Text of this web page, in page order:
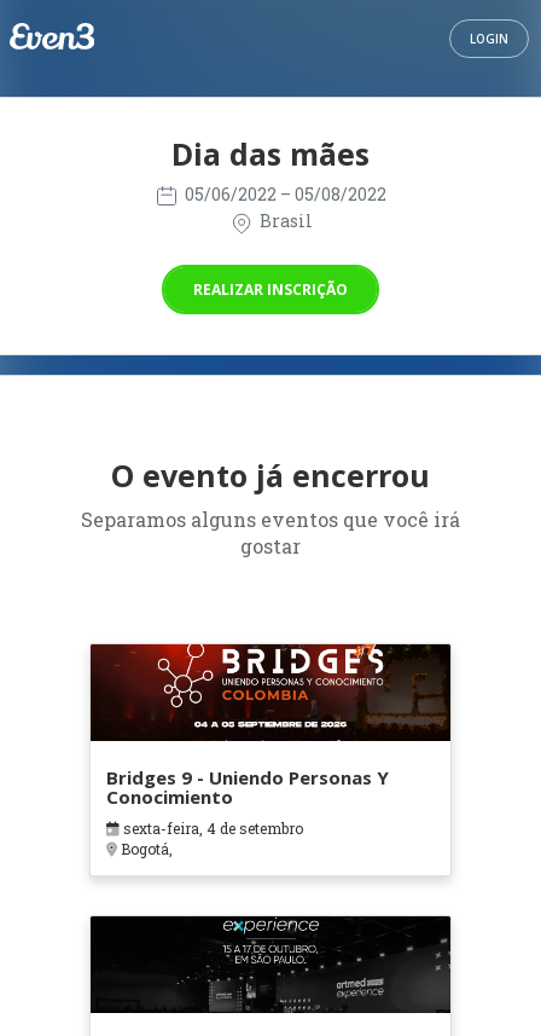
LOGIN
Dia das mães
05/06/2022 – 05/08/2022
Brasil
REALIZAR INSCRIÇÃO
O evento já encerrou
Separamos alguns eventos que você irá
gostar
Bridges 9 - Uniendo Personas Y
Conocimiento
sexta-feira, 4 de setembro
Bogotá,